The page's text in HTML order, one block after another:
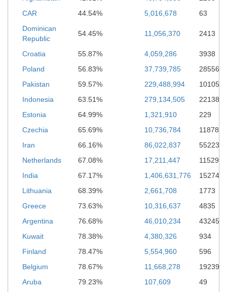
CAR
44.54% 5,016,678
63
Dominican
Republic
54.45% 11,056,370 2413
Croatia 55.87% 4,059,286
3938
Poland
56.83% 37,739,785
28556
Pakistan
59.57% 229,488,994
10105
Indonesia
63.51% 279,134,505
22138
Estonia
64.99% 1,321,910
229
Czechia
65.69% 10,736,784
11878
Iran
66.16% 86,022,837
55223
Netherlands
67.08% 17,211,447
11529
India
67.17% 1,406,631,776
152741
Lithuania
68.39% 2,661,708
1773
Greece
73.63% 10,316,637
4835
Argentina
76.68% 46,010,234
43245
Kuwait
78.38% 4,380,326
934
Finland
78.47% 5,554,960
596
Belgium
78.67% 11,668,278
19239
Aruba
79.23% 107,609
49